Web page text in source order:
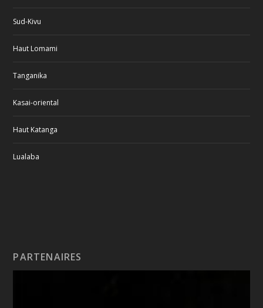
Sud-Kivu
Haut Lomami
Tanganika
Kasai-oriental
Haut Katanga
Lualaba
PARTENAIRES